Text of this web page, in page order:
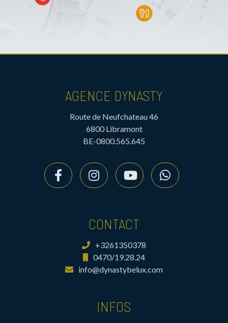
AGENCE DYNASTY
Route de Neufchateau 46
6800 Libramont
BE-0800.565.645
CONTACT
+3261350378
0470/19.28.24
info@dynastybelux.com
INFOS